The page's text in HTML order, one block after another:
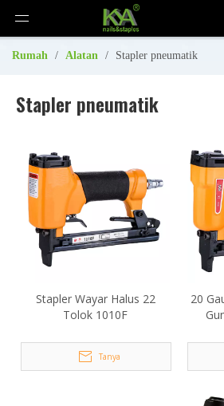
Rumah / Alatan / Stapler pneumatik
Stapler pneumatik
Stapler Wayar Halus 22
Tolok 1010F
Tanya
20